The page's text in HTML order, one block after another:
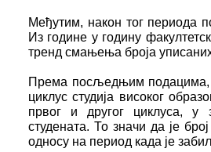
Међутим, након тог периода
Из године у годину
тренд смањења броја
Према посљедњим подацима,
циклус студија високог
првог и другог циклуса, у
студената. То значи да је
односу на период када је